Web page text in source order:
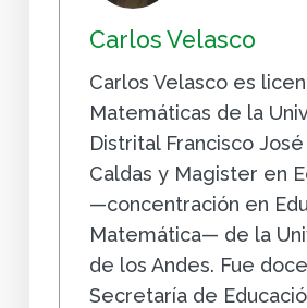
Carlos Velasco
Carlos Velasco es
Matemáticas de la
Distrital Francisco
Caldas y Magister en
—concentración en
Matemática— de la
de los Andes. Fue
Secretaría de